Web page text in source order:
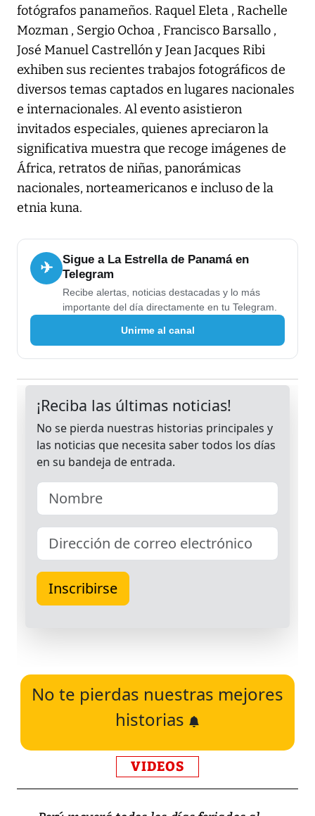
fotógrafos panameños. Raquel Eleta , Rachelle
Mozman , Sergio Ochoa , Francisco Barsallo ,
José Manuel Castrellón y Jean Jacques Ribi
exhiben sus recientes trabajos fotográficos de
diversos temas captados en lugares nacionales
e internacionales. Al evento asistieron
invitados especiales, quienes apreciaron la
significativa muestra que recoge imágenes de
África, retratos de niñas, panorámicas
nacionales, norteamericanos e incluso de la
etnia kuna.
✈
Sigue a La Estrella de Panamá en
Telegram
Recibe alertas, noticias destacadas y lo más
importante del día directamente en tu Telegram.
Unirme al canal
No te pierdas nuestras mejores
historias
VIDEOS